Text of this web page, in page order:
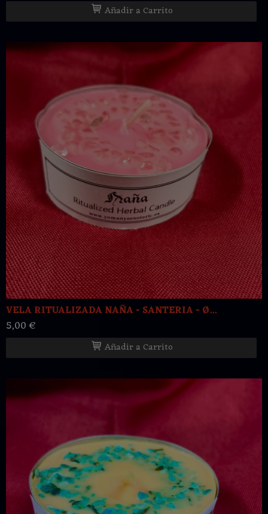
Añadir a Carrito
VELA RITUALIZADA NAÑA - SANTERIA - Ø...
5,00 €
Añadir a Carrito